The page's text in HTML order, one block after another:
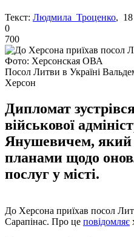
Текст: Людмила Троценко, 18
0
700
Фото: Херсонская ОВА
Посол Литви в Україні
Херсон
Дипломат
військової
Янушевичем, який
планами щодо
послуг у місті.
До Херсона приїхав посол
Сарапінас. Про це повідомляє